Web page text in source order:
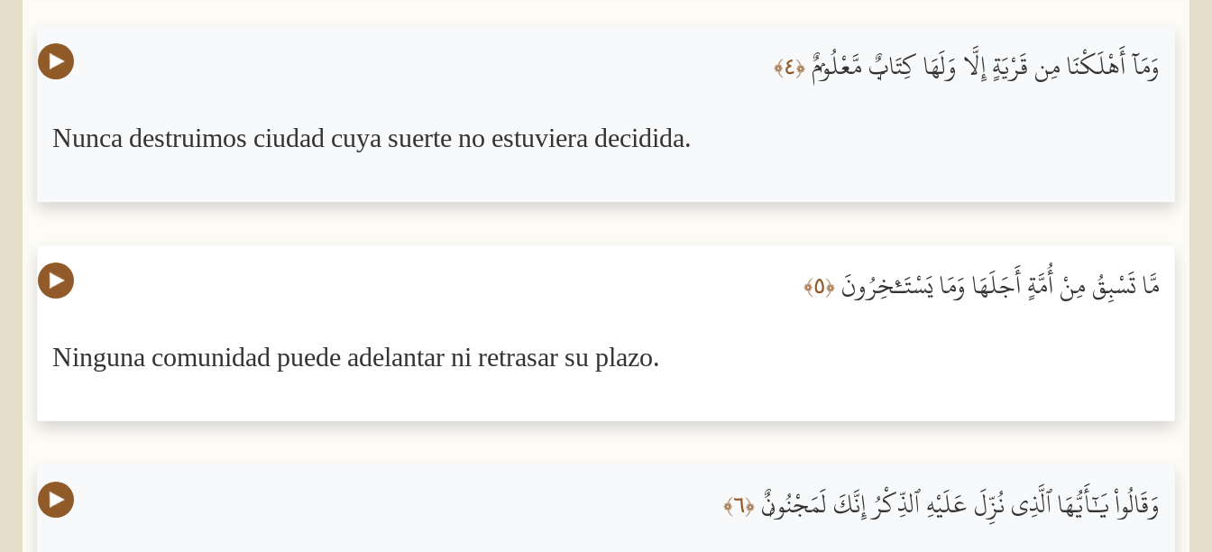
وَمَآ أَهْلَكْنَا مِن قَرْيَةٍ إِلَّا وَلَهَا كِتَابٌۭ مَّعْلُومٌۭ﴿٤﴾
Nunca destruimos ciudad cuya suerte no estuviera decidida.
مَّا تَسْبِقُ مِنْ أُمَّةٍ أَجَلَهَا وَمَا يَسْتَـْٔخِرُونَ﴿٥﴾
Ninguna comunidad puede adelantar ni retrasar su plazo.
وَقَالُواْ يَٰٓأَيُّهَا ٱلَّذِى نُزِّلَ عَلَيْهِ ٱلذِّكْرُ إِنَّكَ لَمَجْنُونٌۭ﴿٦﴾